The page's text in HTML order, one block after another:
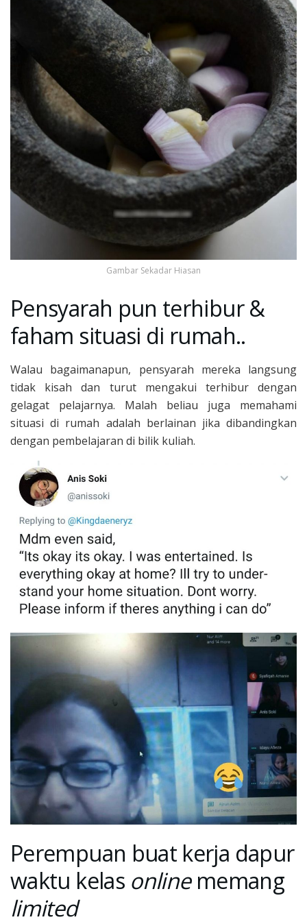
Gambar Sekadar Hiasan
Pensyarah pun terhibur &
faham situasi di rumah..
Walau bagaimanapun, pensyarah mereka langsung
tidak kisah dan turut mengakui terhibur dengan
gelagat pelajarnya. Malah beliau juga memahami
situasi di rumah adalah berlainan jika dibandingkan
dengan pembelajaran di bilik kuliah.
Perempuan buat kerja dapur
waktu kelas onlinememang
limited